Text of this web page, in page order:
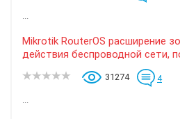
...
Mikrotik RouterOS расширение
действия беспроводной сети,
31274 4
...